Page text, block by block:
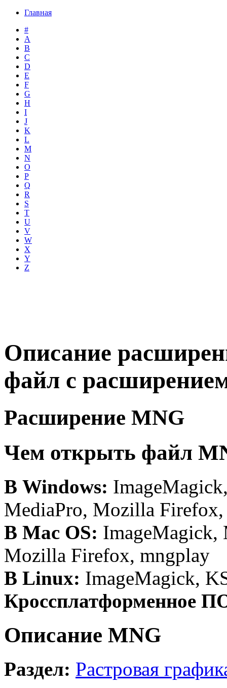
Главная
#
A
B
C
D
E
F
G
H
I
J
K
L
M
N
O
P
Q
R
S
T
U
V
W
X
Y
Z
Описание
файл с
Расширение MNG
Чем открыть файл
В Windows:
MediaPro, Mozilla
В Mac OS: ImageMagick,
Mozilla Firefox, mngplay
В Linux: ImageMagick,
Кроссплатформенное
Описание MNG
Раздел: Растровая